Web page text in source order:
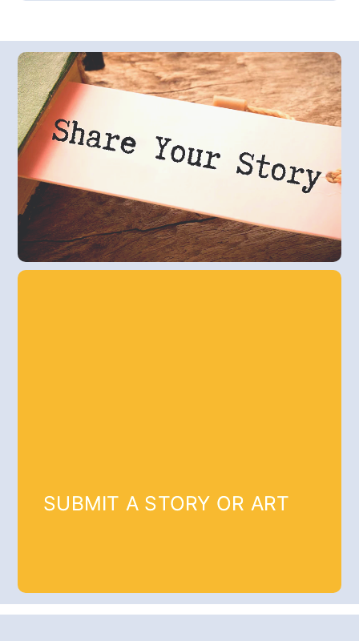
SUBMIT A STORY OR ART